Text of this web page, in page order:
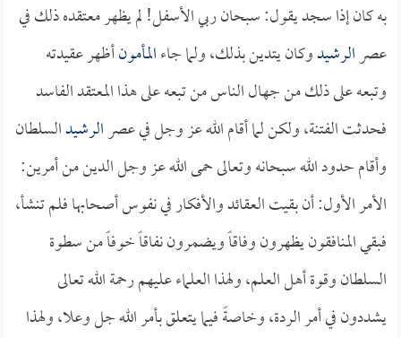
به كان إذا سجد يقول: سبحان ربي الأسفل! لم يظهر معتقده ذلك في
عصرالرشيدوكان يتدين بذلك، ولما جاءالمأمونأظهر عقيدته
وتبعه على ذلك من جهال الناس من تبعه على هذا المعتقد الفاسد
فحدثت الفتنة، ولكن لما أقام الله عز وجل في عصرالرشيدالسلطان
وأقام حدود الله سبحانه وتعالى حمى الله عز وجل الدين من أمرين:
الأمر الأول: أن بقيت العقائد والأفكار في نفوس أصحابها فلم تنشأ،
فبقي المنافقون يظهرون وفاقاً ويضمرون نفاقاً خوفاً من سطوة
السلطان وقوة أهل العلم، ولهذا العلماء عليهم رحمة الله تعالى
يشددون في أمر الردة، وخاصةً فيما يتعلق بأمر الله جل وعلا، ولهذا